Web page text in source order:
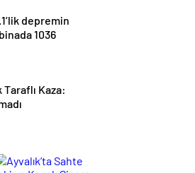
depremin
1036
hasarlı
Taraflı Kaza: